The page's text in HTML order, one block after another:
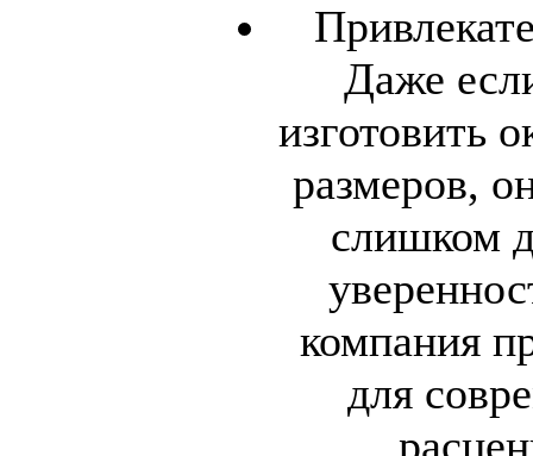
Даже
изготовить
размеров,
слишком
компания
для